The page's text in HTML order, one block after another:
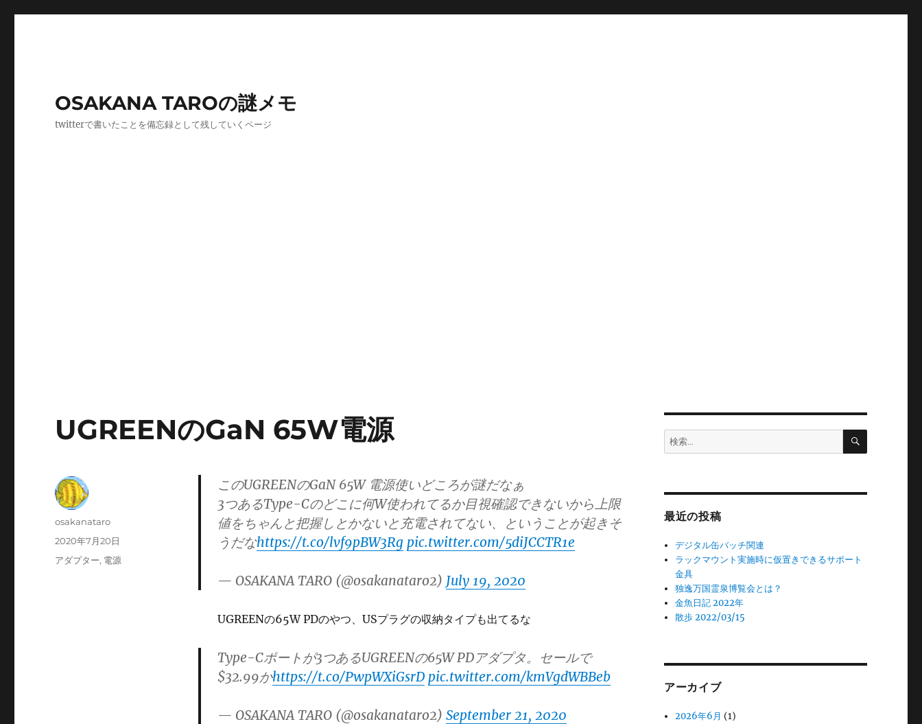
OSAKANA TAROの謎メモ
twitterで書いたことを備忘録として残していくページ
UGREENのGaN 65W電源
このUGREENのGaN 65W 電源使いどころが謎だなぁ
3つあるType-Cのどこに何W使われてるか目視確認できないから上限
値をちゃんと把握しとかないと充電されてない、ということが起きそ
うだなhttps://t.co/lvf9pBW3Rg pic.twitter.com/5diJCCTR1e
— OSAKANA TARO (@osakanataro2) July 19, 2020
UGREENの65W PDのやつ、USプラグの収納タイプも出てるな
Type-Cポートが3つあるUGREENの65W PDアダプタ。セールで
$32.99かhttps://t.co/PwpWXiGsrD pic.twitter.com/kmVgdWBBeb
— OSAKANA TARO (@osakanataro2) September 21, 2020
投
osakanataro
投
2020年7月20日
カ
アダプター, 電源
検
索:
検
最近の投稿
デジタル缶バッチ関連
ラックマウント実施時に仮置きできるサポート
金具
独逸万国霊泉博覧会とは？
金魚日記 2022年
散歩 2022/03/15
アーカイブ
2026年6月 (1)